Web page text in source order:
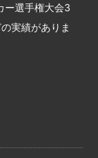
ー選手権大会3
実績がありま